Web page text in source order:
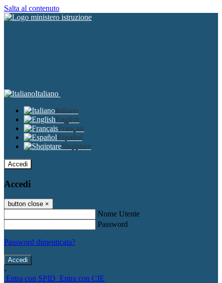
Salta al contenuto
Italiano
Italiano
English
Français
Español
Shqiptare
Accedi
Accedi
button close ×
Nome Utente
Password
Password dimenticata?
-
Entra con SPID Entra con CIE